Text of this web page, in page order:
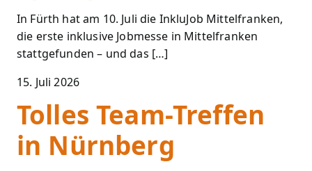
In Fürth hat am 10. Juli die InkluJob Mittelfranken,
die erste inklusive Jobmesse in Mittelfranken
stattgefunden – und das […]
15. Juli 2026
Tolles Team-Treffen
in Nürnberg